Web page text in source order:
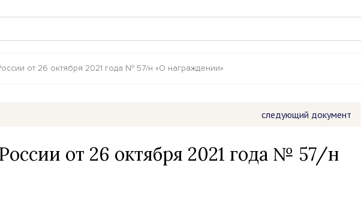
от 26 октября 2021 года № 57/н «О награждении»
следующий документ
от 26 октября 2021 года № 57/н